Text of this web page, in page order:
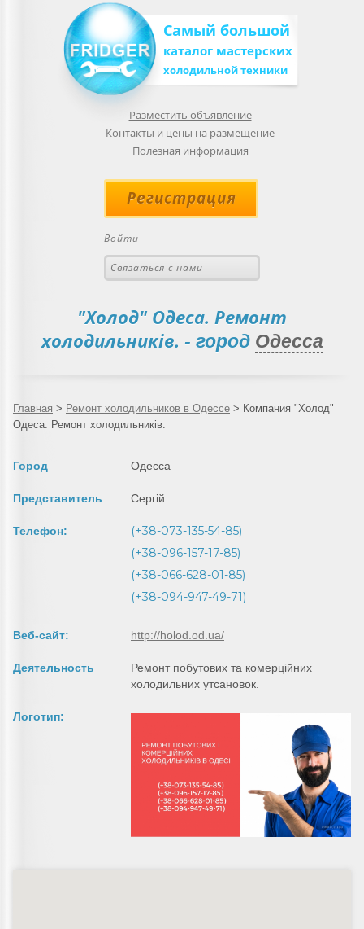
Самый большой
каталог мастерских
холодильной техники
Разместить объявление
Контакты и цены на размещение
Полезная информация
Регистрация
Войти
Связаться с нами
"Холод" Одеса. Ремонт
холодильників. - город Одесса
Главная > Ремонт холодильников в Одессе > Компания "Холод"
Одеса. Ремонт холодильників.
Город Одесса
Представитель Сергій
Телефон:
(+38-073-135-54-85)
(+38-096-157-17-85)
(+38-066-628-01-85)
(+38-094-947-49-71)
Веб-сайт: http://holod.od.ua/
Деятельность
Ремонт побутових та комерційних
холодильних утсановок.
Логотип: